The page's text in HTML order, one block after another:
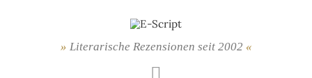
Literarische Rezensionen seit 2002